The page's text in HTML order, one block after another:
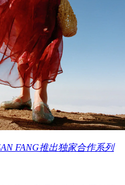
FANG推出独家合作系列